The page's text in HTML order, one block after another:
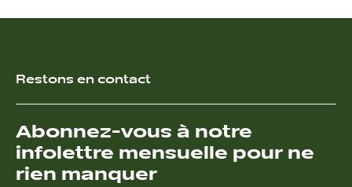
Restons en contact
Abonnez-vous à notre
infolettre mensuelle pour ne
rien manquer